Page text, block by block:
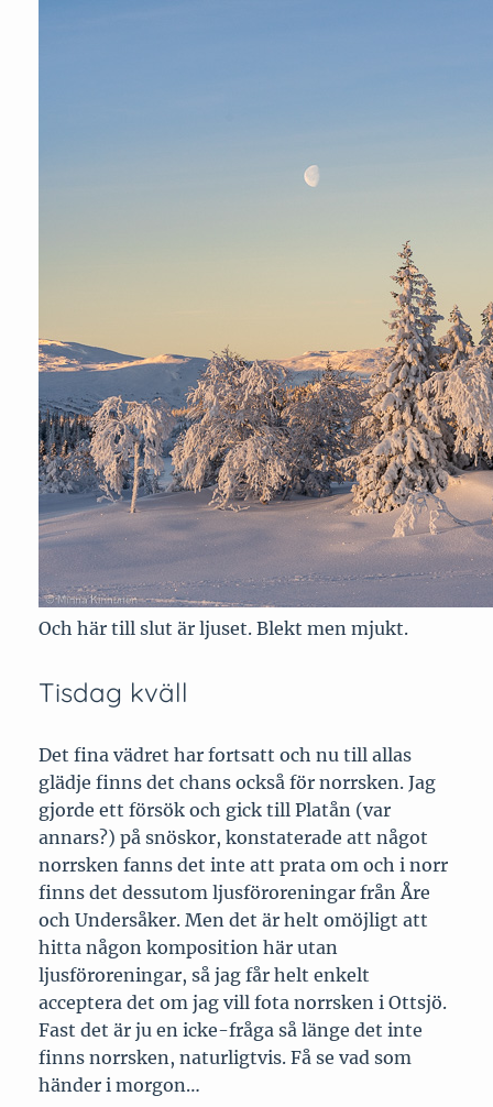
Och här till slut är ljuset. Blekt men mjukt.
Tisdag kväll
Det fina vädret har fortsatt och nu till allas
glädje finns det chans också för norrsken. Jag
gjorde ett försök och gick till Platån (var
annars?) på snöskor, konstaterade att något
norrsken fanns det inte att prata om och i norr
finns det dessutom ljusföroreningar från Åre
och Undersåker. Men det är helt omöjligt att
hitta någon komposition här utan
ljusföroreningar, så jag får helt enkelt
acceptera det om jag vill fota norrsken i Ottsjö.
Fast det är ju en icke-fråga så länge det inte
finns norrsken, naturligtvis. Få se vad som
händer i morgon…